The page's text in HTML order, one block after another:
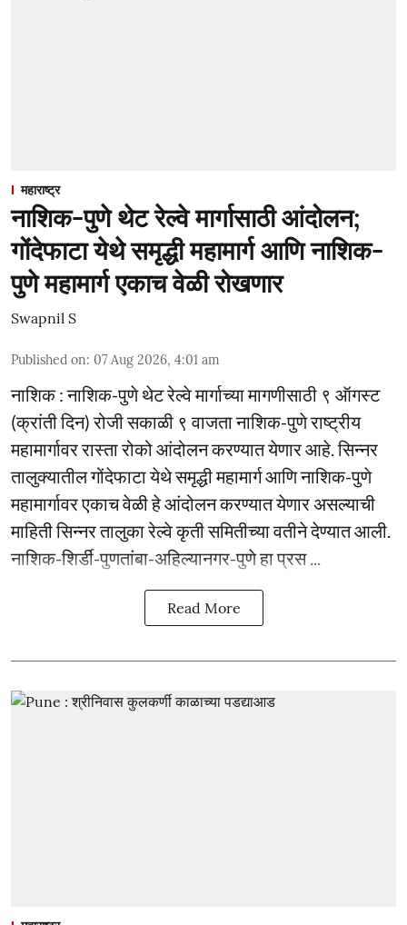
महाराष्ट्र
नाशिक-पुणे थेट रेल्वे मार्गासाठी आंदोलन;
गोंदेफाटा येथे समृद्धी महामार्ग आणि नाशिक-
पुणे महामार्ग एकाच वेळी रोखणार
Swapnil S
Published on: 07 Aug 2026, 4:01 am
नाशिक : नाशिक-पुणे थेट रेल्वे मार्गाच्या मागणीसाठी ९ ऑगस्ट
(क्रांती दिन) रोजी सकाळी ९ वाजता नाशिक-पुणे राष्ट्रीय
महामार्गावर रास्ता रोको आंदोलन करण्यात येणार आहे. सिन्नर
तालुक्यातील गोंदेफाटा येथे समृद्धी महामार्ग आणि नाशिक-पुणे
महामार्गावर एकाच वेळी हे आंदोलन करण्यात येणार असल्याची
माहिती सिन्नर तालुका रेल्वे कृती समितीच्या वतीने देण्यात आली.
नाशिक-शिर्डी-पुणतांबा-अहिल्यानगर-पुणे हा प्रस ...
Read More